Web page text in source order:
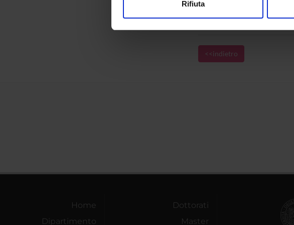
che hanno raccolto dal tuo utilizzo dei loro servizi.
Rifiuta
<<indietro
Home
Dipartimento
Dottorati
Master